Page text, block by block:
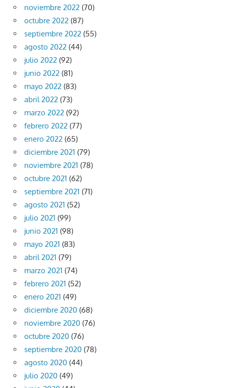
noviembre 2022 (70)
octubre 2022 (87)
septiembre 2022 (55)
agosto 2022 (44)
julio 2022 (92)
junio 2022 (81)
mayo 2022 (83)
abril 2022 (73)
marzo 2022 (92)
febrero 2022 (77)
enero 2022 (65)
diciembre 2021 (79)
noviembre 2021 (78)
octubre 2021 (62)
septiembre 2021 (71)
agosto 2021 (52)
julio 2021 (99)
junio 2021 (98)
mayo 2021 (83)
abril 2021 (79)
marzo 2021 (74)
febrero 2021 (52)
enero 2021 (49)
diciembre 2020 (68)
noviembre 2020 (76)
octubre 2020 (76)
septiembre 2020 (78)
agosto 2020 (44)
julio 2020 (49)